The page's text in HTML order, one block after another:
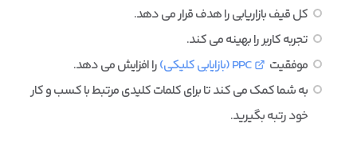
کل قیف بازاریابی را هدف قرار می دهد.
تجربه کاربر را بهینه می کند.
موفقیت
PPC (بازایابی کلیکی)
را افزایش می دهد.
به شما کمک می کند تا برای کلمات کلیدی مرتبط با کسب و کار
خود رتبه بگیرید.